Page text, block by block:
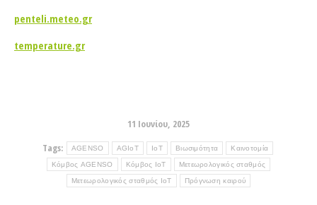
penteli.meteo.gr
temperature.gr
11 Ιουνίου, 2025
Tags:
AGENSO AGIoT IoT Βιωσιμότητα Καινοτομία
Κόμβος AGENSO Κόμβος ΙοΤ Μετεωρολογικός σταθμός
Μετεωρολογικός σταθμός ΙοΤ Πρόγνωση καιρού